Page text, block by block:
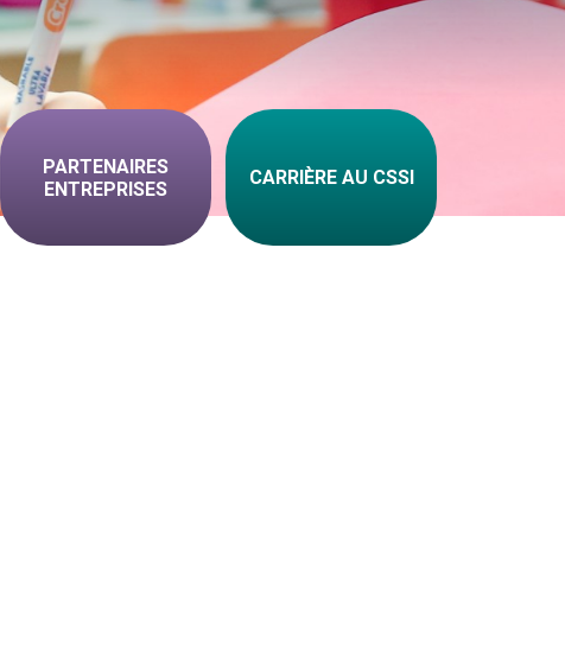
PARTENAIRES
ENTREPRISES
CARRIÈRE AU CSSI